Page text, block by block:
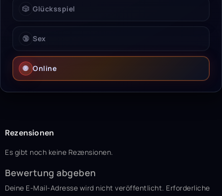
🎲 Glücksspiel
🔞 Sex
🌐 Online
Rezensionen
Es gibt noch keine Rezensionen.
Bewertung abgeben
Deine E-Mail-Adresse wird nicht veröffentlicht. Erforderliche